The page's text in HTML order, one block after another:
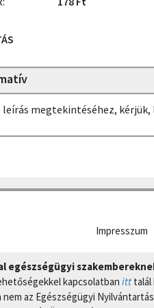
megtekintéséhez, kérjük,
Impresszum
egészségügyi
kapcsolatban itt
nem az Egészségügyi